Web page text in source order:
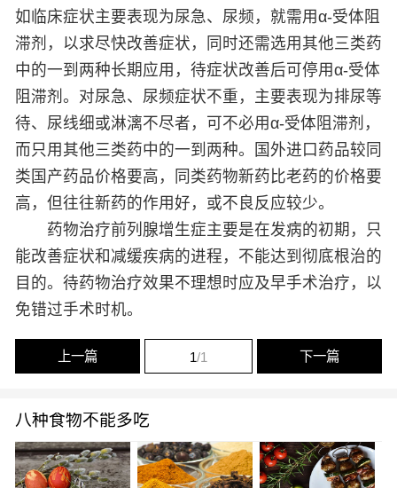
如临床症状主要表现为尿急、尿频，就需用α-受体阻
滞剂，以求尽快改善症状，同时还需选用其他三类药
中的一到两种长期应用，待症状改善后可停用α-受体
阻滞剂。对尿急、尿频症状不重，主要表现为排尿等
待、尿线细或淋漓不尽者，可不必用α-受体阻滞剂，
而只用其他三类药中的一到两种。国外进口药品较同
类国产药品价格要高，同类药物新药比老药的价格要
高，但往往新药的作用好，或不良反应较少。
药物治疗前列腺增生症主要是在发病的初期，只
能改善症状和减缓疾病的进程，不能达到彻底根治的
目的。待药物治疗效果不理想时应及早手术治疗，以
免错过手术时机。
上一篇 1/1 下一篇
八种食物不能多吃